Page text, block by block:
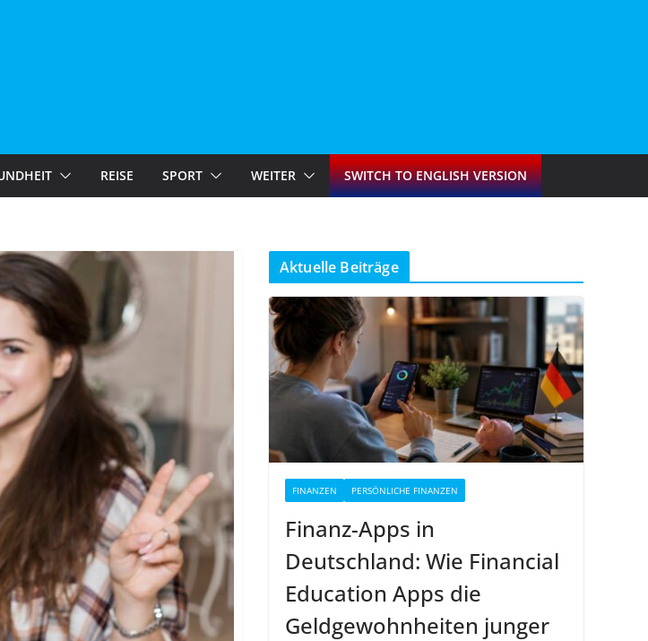
REISE SPORT WEITER SWITCH TO ENGLISH VERSION
Aktuelle Beiträge
FINANZEN PERSÖNLICHE FINANZEN
Finanz-Apps in
Deutschland: Wie Financial
Education Apps die
Geldgewohnheiten junger